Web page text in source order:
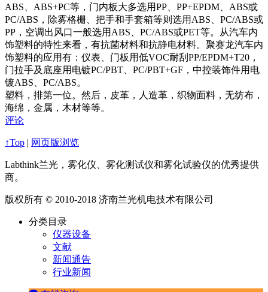
ABS、ABS+PC等，门内板大多选用PP、PP+EPDM、ABS或
PC/ABS，除雾格栅、把手和手套箱等则选用ABS、PC/ABS或
PP，空调出风口一般选用ABS、PC/ABS或PET等。从汽车内
饰塑料的特性来看，有抗菌材料和抗静电材料。聚赛龙汽车内
饰塑料的应用有：仪表、门板用低VOC耐刮PP/EPDM+T20，
门拉手及底座用电镀PC/PBT、PC/PBT+GF，中控装饰件用电
镀ABS、PC/ABS。
塑料，排第一位。然后，皮革，人造革，织物面料，无纺布，
海绵，金属，木材等等。
评论
↑Top | 网页版浏览
Labthink兰光，雾化仪、雾化测试仪和雾化试验仪的优秀提供
商。
版权所有 © 2010-2018 济南兰光机电技术有限公司
分类目录
仪器设备
文献
新闻通告
行业新闻